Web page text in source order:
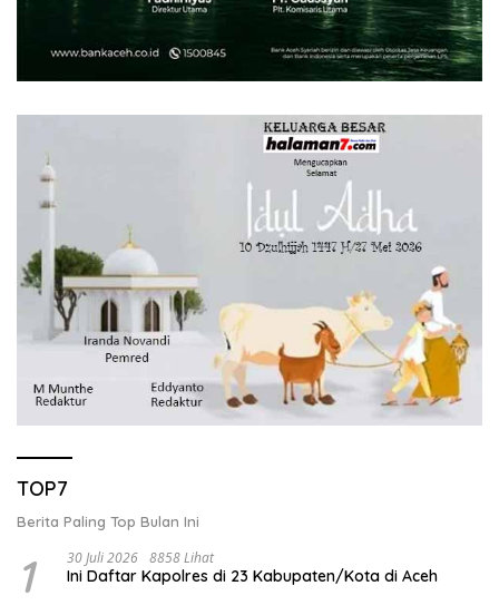
TOP7
Berita Paling Top Bulan Ini
1 30 Juli 2026 8858 Lihat
Ini Daftar Kapolres di 23 Kabupaten/Kota di Aceh